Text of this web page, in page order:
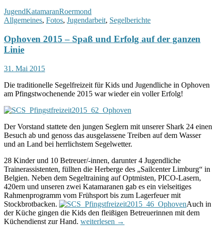
roermond
bis
JugendKatamaranRoermond
Allgemeines, Fotos, Jugendarbeit, Segelberichte
Ophoven 2015 – Spaß und Erfolg auf der ganzen
Linie
31. Mai 2015
Die traditionelle Segelfreizeit für Kids und Jugendliche in Ophoven
am Pfingstwochenende 2015 war wieder ein voller Erfolg!
Der Vorstand stattete den jungen Seglern mit unserer Shark 24 einen
Besuch ab und genoss das ausgelassene Treiben auf dem Wasser
und an Land bei herrlichstem Segelwetter.
28 Kinder und 10 Betreuer/-innen, darunter 4 Jugendliche
Trainerassistenten, füllten die Herberge des „Sailcenter Limburg“ in
Belgien. Neben dem Segeltraining auf Optmisten, PICO-Lasern,
420ern und unseren zwei Katamaranen gab es ein vielseitiges
Rahmenprogramm vom Frühsport bis zum Lagerfeuer mit
Stockbrotbacken.
Auch in
der Küche gingen die Kids den fleißigen Betreuerinnen mit dem
Küchendienst zur Hand. Ophoven
weiterlesen →